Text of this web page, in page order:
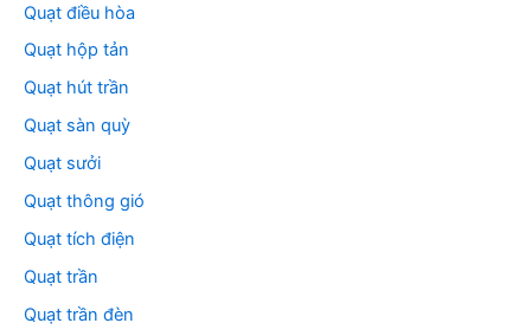
Quạt điều hòa
Quạt hộp tản
Quạt hút trần
Quạt sàn quỳ
Quạt sưởi
Quạt thông gió
Quạt tích điện
Quạt trần
Quạt trần đèn